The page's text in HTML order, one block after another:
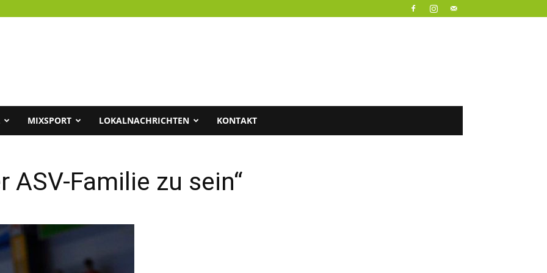
MIXSPORT LOKALNACHRICHTEN KONTAKT
ASV-Familie zu sein“